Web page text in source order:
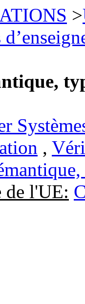
>
,
de l'UE: